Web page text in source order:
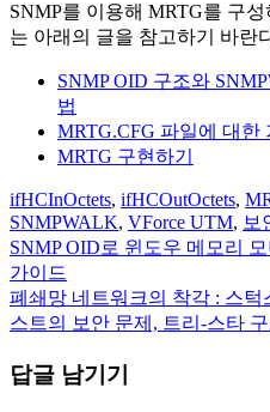
SNMP를 이용해 MRTG를 구
는 아래의 글을 참고하기 바란
SNMP OID 구조와
법
MRTG.CFG 파일에 대한
MRTG 구현하기
ifHCInOctets, ifHCOutOctets,
SNMPWALK, VForce UTM, 보
글
탐
색
SNMP OID로 윈도우 메모리
가이드
폐쇄망 네트워크의 착각 : 스
스트의 보안 문제, 트리-스타
답글 남기기